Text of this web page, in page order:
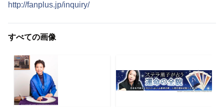
http://fanplus.jp/inquiry/
すべての画像